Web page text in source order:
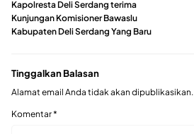
Kapolresta Deli Serdang terima
Kunjungan Komisioner Bawaslu
Kabupaten Deli Serdang Yang Baru
Tinggalkan Balasan
Alamat email Anda tidak akan dipublikasikan.
Komentar*